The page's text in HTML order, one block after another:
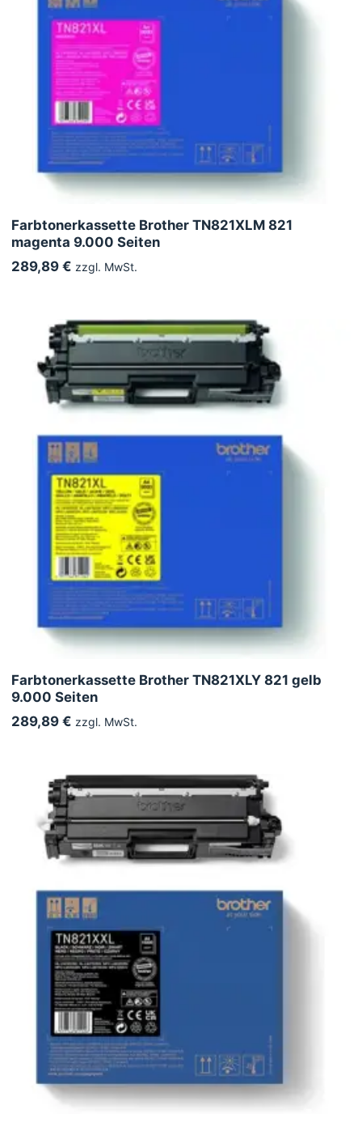
Farbtonerkassette Brother TN821XLM 821
magenta 9.000 Seiten
289,89 € zzgl. MwSt.
Farbtonerkassette Brother TN821XLY 821 gelb
9.000 Seiten
289,89 € zzgl. MwSt.